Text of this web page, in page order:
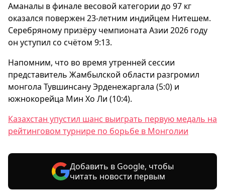
Аманалы в финале весовой категории до 97 кг
оказался повержен 23-летним индийцем Нитешем.
Серебряному призёру чемпионата Азии 2026 году
он уступил со счётом 9:13.
Напомним, что во время утренней сессии
представитель Жамбылской области разгромил
монгола Тувшинсану Эрденежаргала (5:0) и
южнокорейца Мин Хо Ли (10:4).
Казахстан упустил шанс выиграть первую медаль на
рейтинговом турнире по борьбе в Монголии
Добавить в Google, чтобы
читать новости первым